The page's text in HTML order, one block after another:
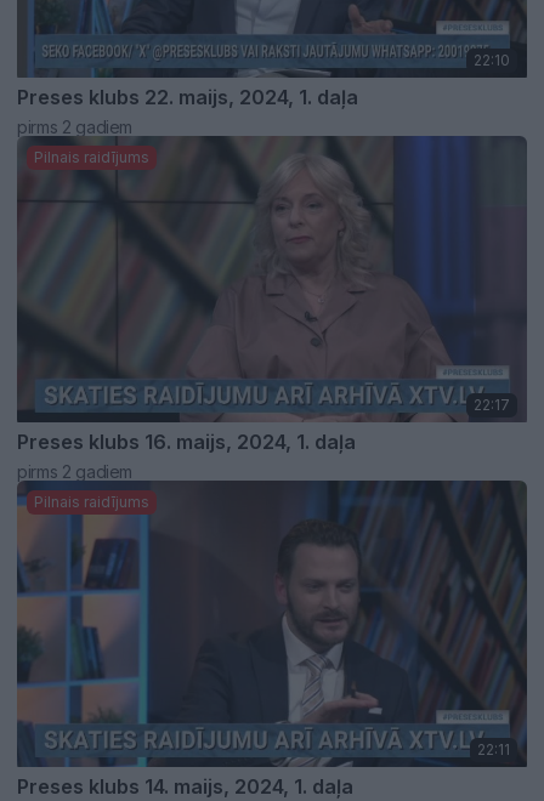
22:10
Preses klubs 22. maijs, 2024, 1. daļa
pirms 2 gadiem
Pilnais raidījums
22:17
Preses klubs 16. maijs, 2024, 1. daļa
pirms 2 gadiem
Pilnais raidījums
22:11
Preses klubs 14. maijs, 2024, 1. daļa